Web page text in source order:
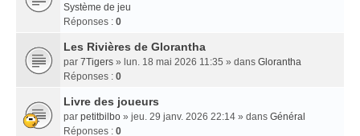
Système de jeu
Réponses : 0
Les Rivières de Glorantha
par 7Tigers » lun. 18 mai 2026 11:35 » dans Glorantha
Réponses : 0
Livre des joueurs
par petitbilbo » jeu. 29 janv. 2026 22:14 » dans Général
Réponses : 0